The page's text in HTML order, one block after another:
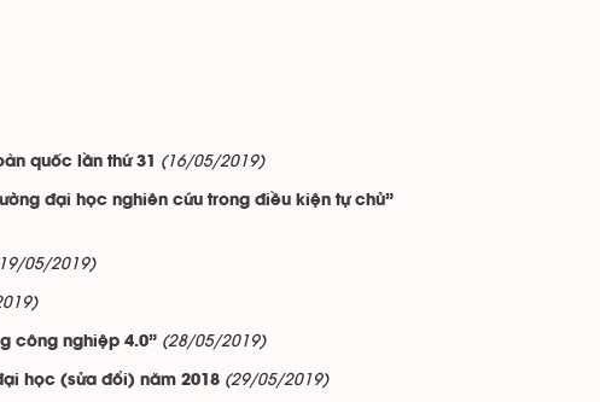
quốc lần thứ 31 (16/05/2019)
đại học nghiên cứu trong điều kiện tự chủ”
05/2019)
công nghiệp 4.0” (28/05/2019)
học (sửa đổi) năm 2018 (29/05/2019)